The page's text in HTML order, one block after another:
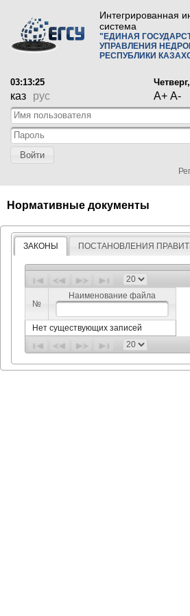
Интегрированная
система
"ЕДИНАЯ
УПРАВЛЕНИЯ
РЕСПУБЛИКИ
03:13:25
каз рус A+ A-
Войти
Нормативные документы
ЗАКОНЫ ПОСТАНОВЛЕНИЯ
№
Наименование файла
Нет существующих записей